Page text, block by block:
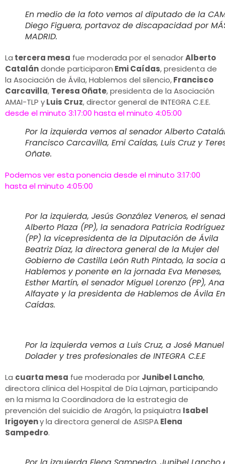
En medio de la foto vemos al diputado de la
Diego Figuera, portavoz de discapacidad por
MADRID.
La tercera mesa fue moderada por el senadorAlberto
Catalándonde participaron Emi Caídas, presidenta de
la Asociación de Ávila, Hablemos del silencio,Francisco
Carcavilla, Teresa Oñate, presidenta de la Asociación
AMAI-TLP yLuis Cruz, director general de INTEGRA C.E.E.
desde el minuto 3:17:00 hasta el minuto 4:05:00
Por la izquierda vemos al senador Alberto
Francisco Carcavilla, Emi Caídas, Luis Cruz y
Oñate.
Podemos ver esta ponencia desde el minuto 3:17:00
hasta el minuto 4:05:00
Por la izquierda, Jesús González Veneros, el
Alberto Plaza (PP), la senadora Patricia Rodríguez
(PP) la vicepresidenta de la Diputación de Ávila
Beatriz Díaz, la directora general de la Mujer del
Gobierno de Castilla León Ruth Pintado, la socia
Hablemos y ponente en la jornada Eva Meneses,
Esther Martín, el senador Miguel Lorenzo (PP), Ana
Alfayate y la presidenta de Hablemos de Ávila
Caídas.
Por la izquierda vemos a Luis Cruz, a José Manuel
Dolader y tres profesionales de INTEGRA C.E.E
La cuarta mesa fue moderada por Junibel Lancho,
directora clínica del Hospital de Día Lajman, participando
en la misma la Coordinadora de la estrategia de
prevención del suicidio de Aragón, la psiquiatra Isabel
Irigoyeny la directora general de ASISPAElena
Sampedro.